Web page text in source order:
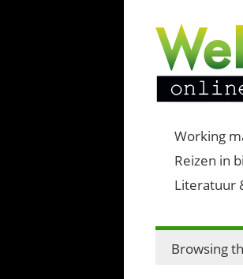
Working
Reizen in
Literatuur
Browsing